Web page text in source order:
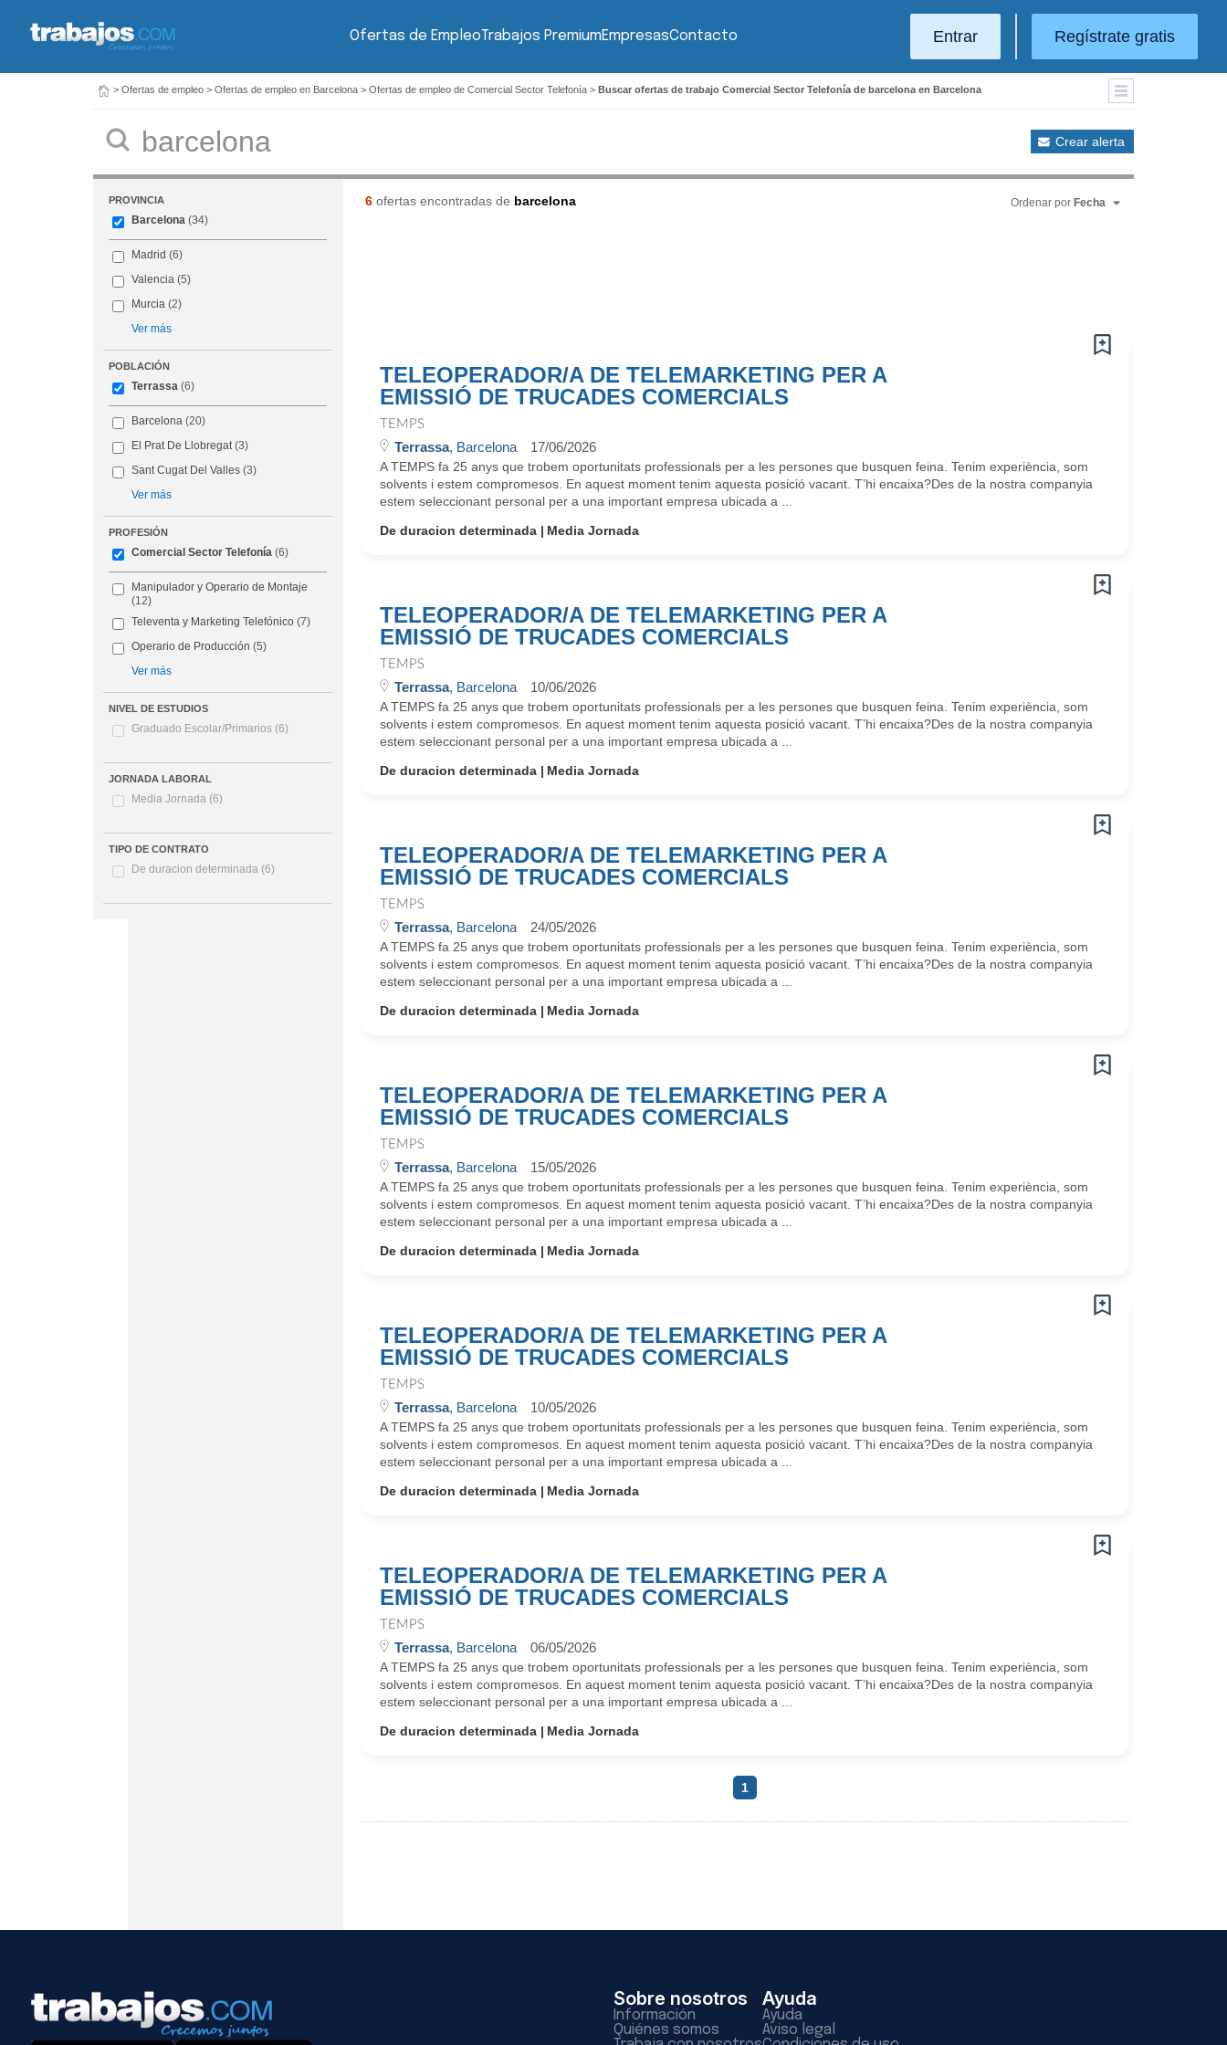
Ofertas de EmpleoTrabajos PremiumEmpresasContacto Entrar Regístrate gratis
> Ofertas de empleo > Ofertas de empleo en Barcelona > Ofertas de empleo de Comercial Sector Telefonía > Buscar ofertas de trabajo Comercial Sector Telefonía de barcelona en Barcelona
Crear alerta
PROVINCIA
Barcelona (34)
Madrid (6)
Valencia (5)
Murcia (2)
Ver más
POBLACIÓN
Terrassa (6)
Barcelona (20)
El Prat De Llobregat(3)
Sant Cugat Del Valles (3)
Ver más
PROFESIÓN
Comercial Sector Telefonía (6)
Manipulador y Operario de Montaje
(12)
Televenta y Marketing Telefónico (7)
Operario de Producción (5)
Ver más
NIVEL DE ESTUDIOS
Graduado Escolar/Primarios (6)
JORNADA LABORAL
Media Jornada (6)
TIPO DE CONTRATO
De duracion determinada (6)
6ofertas encontradas de barcelona Ordenar por Fecha
TELEOPERADOR/A DE TELEMARKETING PER A
EMISSIÓ DE TRUCADES COMERCIALS
TEMPS
Terrassa, Barcelona 17/06/2026
A TEMPS fa 25 anys que trobem oportunitats professionals per a les persones que busquen feina. Tenim experiència, som
solvents i estem compromesos. En aquest moment tenim aquesta posició vacant. T’hi encaixa?Des de la nostra companyia
estem seleccionant personal per a una important empresa ubicada a ...
De duracion determinada
Media Jornada
TELEOPERADOR/A DE TELEMARKETING PER A
EMISSIÓ DE TRUCADES COMERCIALS
TEMPS
Terrassa, Barcelona 10/06/2026
A TEMPS fa 25 anys que trobem oportunitats professionals per a les persones que busquen feina. Tenim experiència, som
solvents i estem compromesos. En aquest moment tenim aquesta posició vacant. T’hi encaixa?Des de la nostra companyia
estem seleccionant personal per a una important empresa ubicada a ...
De duracion determinada
Media Jornada
TELEOPERADOR/A DE TELEMARKETING PER A
EMISSIÓ DE TRUCADES COMERCIALS
TEMPS
Terrassa, Barcelona 24/05/2026
A TEMPS fa 25 anys que trobem oportunitats professionals per a les persones que busquen feina. Tenim experiència, som
solvents i estem compromesos. En aquest moment tenim aquesta posició vacant. T’hi encaixa?Des de la nostra companyia
estem seleccionant personal per a una important empresa ubicada a ...
De duracion determinada
Media Jornada
TELEOPERADOR/A DE TELEMARKETING PER A
EMISSIÓ DE TRUCADES COMERCIALS
TEMPS
Terrassa, Barcelona 15/05/2026
A TEMPS fa 25 anys que trobem oportunitats professionals per a les persones que busquen feina. Tenim experiència, som
solvents i estem compromesos. En aquest moment tenim aquesta posició vacant. T’hi encaixa?Des de la nostra companyia
estem seleccionant personal per a una important empresa ubicada a ...
De duracion determinada
Media Jornada
TELEOPERADOR/A DE TELEMARKETING PER A
EMISSIÓ DE TRUCADES COMERCIALS
TEMPS
Terrassa, Barcelona 10/05/2026
A TEMPS fa 25 anys que trobem oportunitats professionals per a les persones que busquen feina. Tenim experiència, som
solvents i estem compromesos. En aquest moment tenim aquesta posició vacant. T’hi encaixa?Des de la nostra companyia
estem seleccionant personal per a una important empresa ubicada a ...
De duracion determinada
Media Jornada
TELEOPERADOR/A DE TELEMARKETING PER A
EMISSIÓ DE TRUCADES COMERCIALS
TEMPS
Terrassa, Barcelona 06/05/2026
A TEMPS fa 25 anys que trobem oportunitats professionals per a les persones que busquen feina. Tenim experiència, som
solvents i estem compromesos. En aquest moment tenim aquesta posició vacant. T’hi encaixa?Des de la nostra companyia
estem seleccionant personal per a una important empresa ubicada a ...
De duracion determinada
Media Jornada
1
Sobre nosotros
Información
Quiénes somos
Ayuda
Ayuda
Aviso legal